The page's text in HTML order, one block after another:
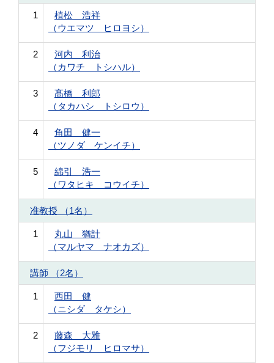
1
植松 浩祥
（ウエマツ ヒロヨシ）
2
河内 利治
（カワチ トシハル）
3
髙橋 利郎
（タカハシ トシロウ）
4
角田 健一
（ツノダ ケンイチ）
5
綿引 浩一
（ワタヒキ コウイチ）
准教授 （1名）
1
丸山 猶計
（マルヤマ ナオカズ）
講師 （2名）
1
西田 健
（ニシダ タケシ）
2
藤森 大雅
（フジモリ ヒロマサ）